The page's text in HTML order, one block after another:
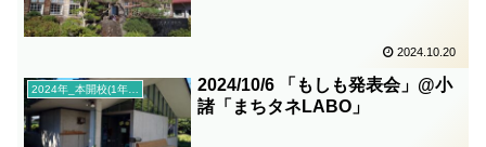
2024.10.20
2024年_本開校(1年目)
2024/10/6 「もしも発表会」@小
諸「まちタネLABO」